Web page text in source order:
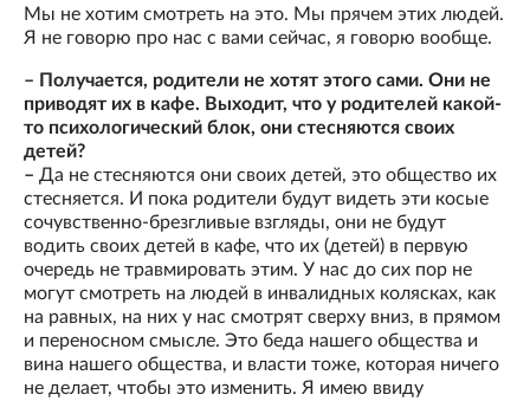
Мы не хотим смотреть на это. Мы прячем этих людей.
Я не говорю про нас с вами сейчас, я говорю вообще.
– Получается, родители не хотят этого сами. Они не
приводят их в кафе. Выходит, что у родителей какой-
то психологический блок, они стесняются своих
детей?
– Да не стесняются они своих детей, это общество их
стесняется. И пока родители будут видеть эти косые
сочувственно-брезгливые взгляды, они не будут
водить своих детей в кафе, что их (детей) в первую
очередь не травмировать этим. У нас до сих пор не
могут смотреть на людей в инвалидных колясках, как
на равных, на них у нас смотрят сверху вниз, в прямом
и переносном смысле. Это беда нашего общества и
вина нашего общества, и власти тоже, которая ничего
не делает, чтобы это изменить. Я имею ввиду